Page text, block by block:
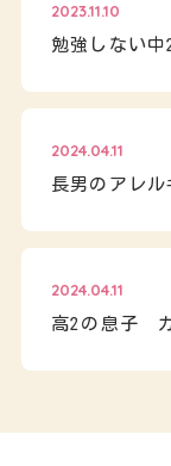
2023.11.10
勉強しない中
2024.04.11
長男のアレ
2024.04.11
高2の息子